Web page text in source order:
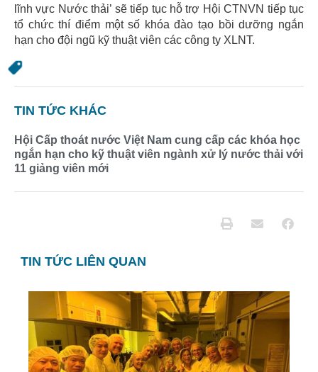
lĩnh vực Nước thải’ sẽ tiếp tục hỗ trợ Hội CTNVN tiếp tục
tổ chức thí điểm một số khóa đào tạo bồi dưỡng ngắn
hạn cho đội ngũ kỹ thuật viên các công ty XLNT.
TIN TỨC KHÁC
Hội Cấp thoát nước Việt Nam cung cấp các khóa học
ngắn hạn cho kỹ thuật viên ngành xử lý nước thải với
11 giảng viên mới
TIN TỨC LIÊN QUAN